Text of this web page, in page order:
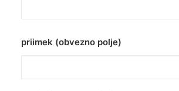
priimek (obvezno polje)